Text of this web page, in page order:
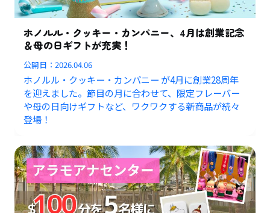
ホノルル・クッキー・カンパニー、4月は創業記念
＆母の日ギフトが充実！
公開日：2026.04.06
ホノルル・クッキー・カンパニー が4月に創業28周年
を迎えました。節目の月に合わせて、限定フレーバー
や母の日向けギフトなど、ワクワクする新商品が続々
登場！